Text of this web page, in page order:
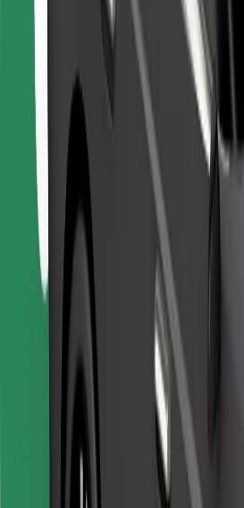
Términos y Condiciones
¡Conseguí un viaje en minutos!
Descargar la app de Bolt